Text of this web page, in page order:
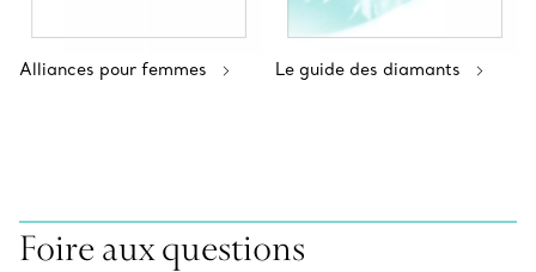
Alliances pour femmes Le guide des diamants
Foire aux questions